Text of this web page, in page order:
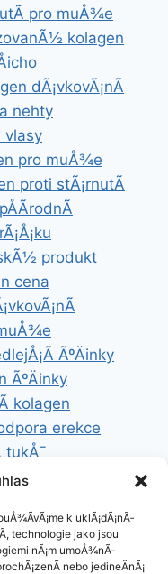
pro muÅ¾e
kolagen
dÃ¡vkovÃ¡nÃ­
nehty
vlasy
pro muÅ¾e
proti stÃ¡rnutÃ­
produkt
cena
ÃºÄinky
ÃºÄinky
kolagen
erekce
tukÅ¯
na hubnutÃ­
k uklÃ¡dÃ¡nÃ­
technologie jako jsou
nÃ¡m umoÅ¾nÃ­
nebo jedineÄnÃ¡